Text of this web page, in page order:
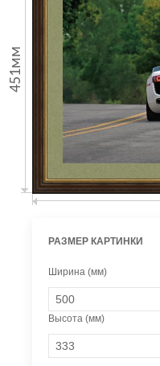
451мм
РАЗМЕР КАРТИНКИ
Ширина (мм)
Высота (мм)